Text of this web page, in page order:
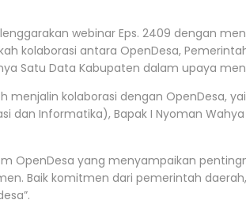
webinar Eps. 2409 dengan
kolaborasi antara OpenDesa,
Satu Data Kabupaten dalam upaya
kolaborasi dengan OpenDesa,
dan Informatika), Bapak I Nyoman
OpenDesa yang menyampaikan
Baik komitmen dari pemerintah